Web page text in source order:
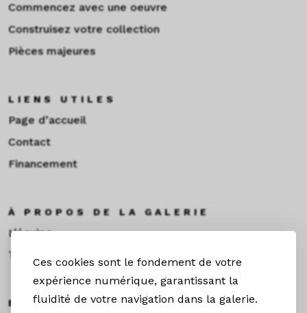
Ces cookies sont le fondement de votre
expérience numérique, garantissant la
fluidité de votre navigation dans la galerie.
Commencez avec une oeuvre
Construisez votre collection
Pièces majeures
LIENS UTILES
Page d’accueil
Contact
Financement
À PROPOS DE LA GALERIE
L’équipe
Toulouse
EXPOS & ACTUS